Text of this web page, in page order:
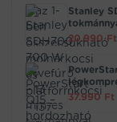
Stanley
20.990Ft
37.990 Ft